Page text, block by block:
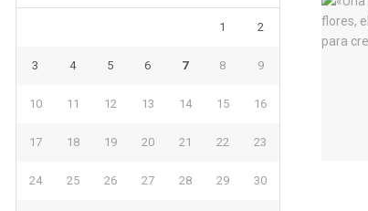
1 2
3 4 5 6 7 8 9
10 11 12 13 14 15 16
17 18 19 20 21 22 23
24 25 26 27 28 29 30